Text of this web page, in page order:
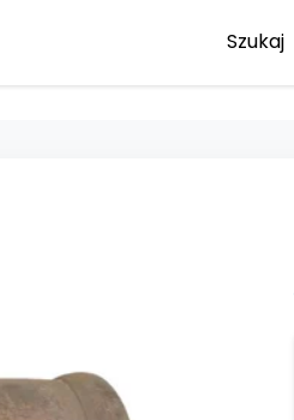
Szukaj